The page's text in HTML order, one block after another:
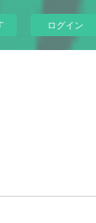
ログイン